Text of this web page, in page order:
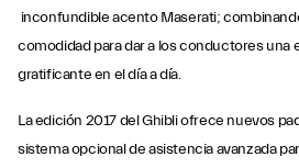
inconfundible acento Maserati;
comodidad para dar a los conductores
gratificante en el día a día.
La edición 2017 del Ghibli ofrece nuevos
sistema opcional de asistencia avanzada